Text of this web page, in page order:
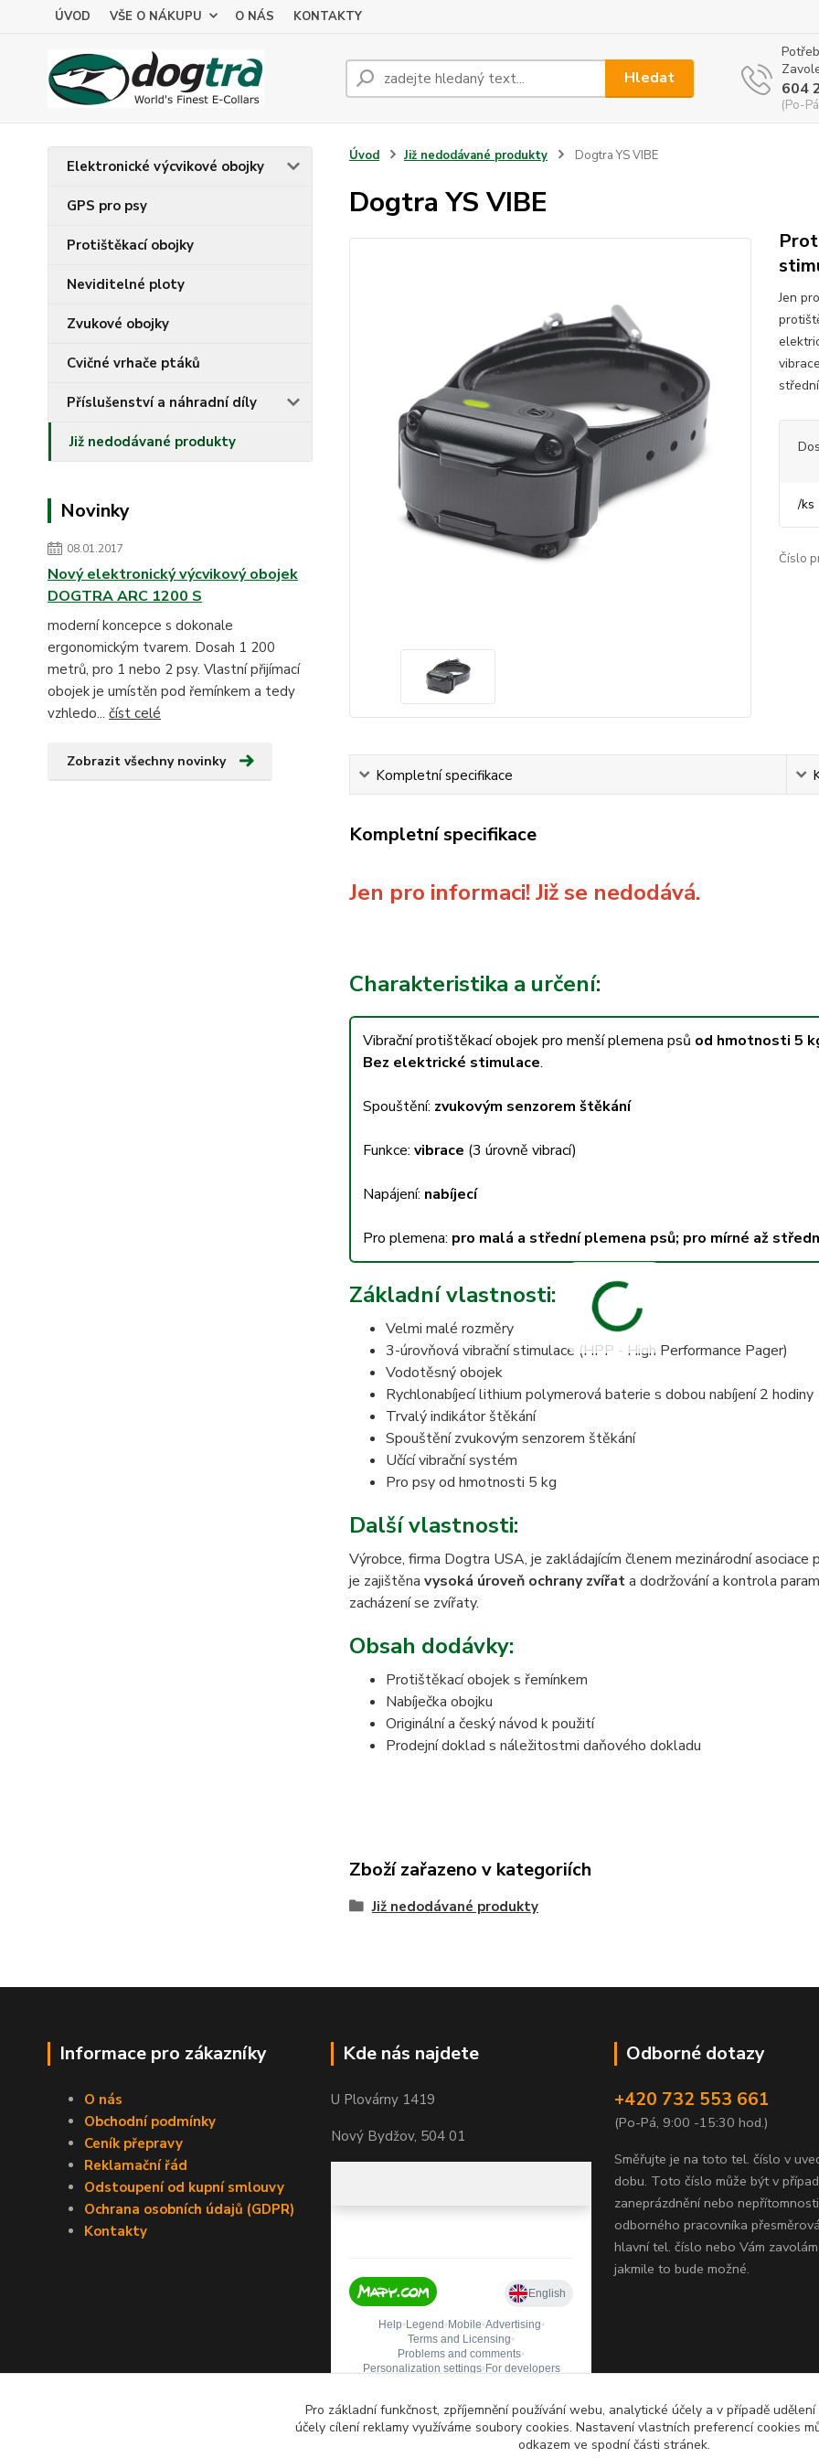
ÚVOD VŠE O NÁKUPU O NÁS KONTAKTY
Hledat
604
(Po-
Elektronické výcvikové obojky
GPS pro psy
Protištěkací obojky
Neviditelné ploty
Zvukové obojky
Cvičné vrhače ptáků
Příslušenství a náhradní díly
Již nedodávané produkty
Novinky
08.01.2017
Nový elektronický výcvikový obojek
DOGTRA ARC 1200 S
moderní koncepce s dokonale
ergonomickým tvarem. Dosah 1 200
metrů, pro 1 nebo 2 psy. Vlastní přijímací
obojek je umístěn pod řemínkem a tedy
vzhledo... číst celé
Zobrazit všechny novinky
Úvod Již nedodávané produkty Dogtra YS VIBE
Dogtra YS VIBE
Jen
/ks
Číslo
Kompletní specifikace
Kompletní specifikace
Jen pro informaci! Již se nedodává.
Charakteristika a určení:
Vibrační protištěkací obojek pro menší plemena psů od hmotnosti 5
Bez elektrické stimulace.
Spouštění: zvukovým senzorem štěkání
Funkce: vibrace (3 úrovně vibrací)
Napájení: nabíjecí
Pro plemena: pro malá a střední plemena psů; pro mírné až
Základní vlastnosti:
Velmi malé rozměry
3-úrovňová vibrační stimulace (HPP - High Performance Pager)
Vodotěsný obojek
Rychlonabíjecí lithium polymerová baterie s dobou nabíjení 2 hodiny
Trvalý indikátor štěkání
Spouštění zvukovým senzorem štěkání
Učící vibrační systém
Pro psy od hmotnosti 5 kg
Další vlastnosti:
Výrobce, firma Dogtra USA, je zakládajícím členem mezinárodní
je zajištěna vysoká úroveň ochrany zvířata dodržování a kontrola
zacházení se zvířaty.
Obsah dodávky:
Protištěkací obojek s řemínkem
Nabíječka obojku
Originální a český návod k použití
Prodejní doklad s náležitostmi daňového dokladu
Zboží zařazeno v kategoriích
Již nedodávané produkty
Informace pro zákazníky
O nás
Obchodní podmínky
Ceník přepravy
Reklamační řád
Odstoupení od kupní smlouvy
Ochrana osobních údajů (GDPR)
Kontakty
Kde nás najdete
U Plovárny 1419
Nový Bydžov, 504 01
Odborné dotazy
+420 732 553 661
(Po-Pá, 9:00 -15:30 hod.)
Směřujte je na toto tel. číslo v
dobu. Toto číslo může být v
zaneprázdnění nebo nepřítomnosti
odborného pracovníka
hlavní tel. číslo nebo Vám
jakmile to bude možné.
Pro základní funkčnost, zpříjemnění používání webu, analytické účely a v případě
účely cílení reklamy využíváme soubory cookies. Nastavení vlastních preferencí cookies
odkazem ve spodní části stránek.